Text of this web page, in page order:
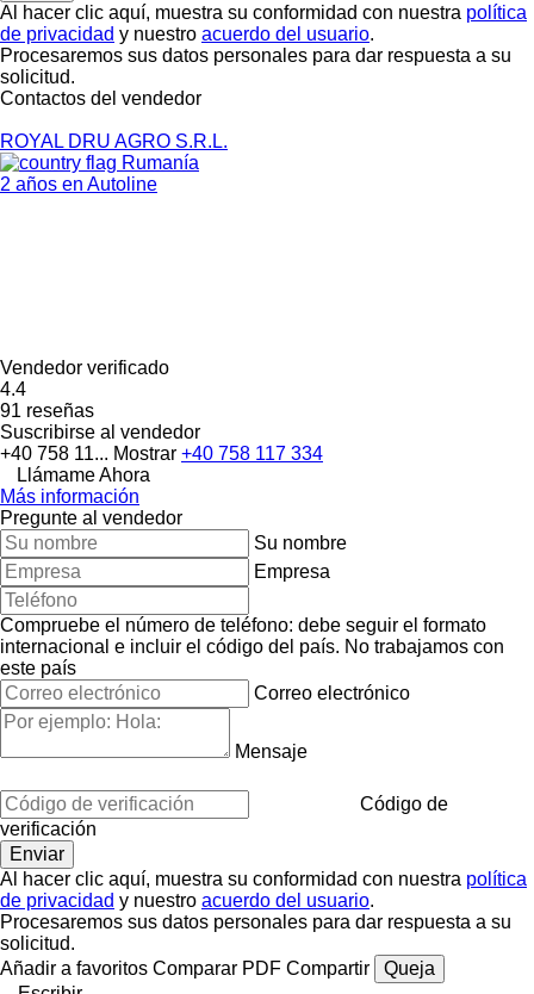
Al hacer clic aquí, muestra su conformidad con nuestra política
de privacidad y nuestro acuerdo del usuario.
Procesaremos sus datos personales para dar respuesta a su
solicitud.
Contactos del vendedor
ROYAL DRU AGRO S.R.L.
Rumanía
2 años en Autoline
Vendedor verificado
4.4
91 reseñas
Suscribirse al vendedor
+40 758 11... Mostrar +40 758 117 334
Llámame Ahora
Más información
Pregunte al vendedor
Su nombre
Empresa
Compruebe el número de teléfono: debe seguir el formato
internacional e incluir el código del país. No trabajamos con
este país
Correo electrónico
Mensaje
Código de
verificación
Al hacer clic aquí, muestra su conformidad con nuestra política
de privacidad y nuestro acuerdo del usuario.
Procesaremos sus datos personales para dar respuesta a su
solicitud.
Añadir a favoritos Comparar PDF Compartir
Queja